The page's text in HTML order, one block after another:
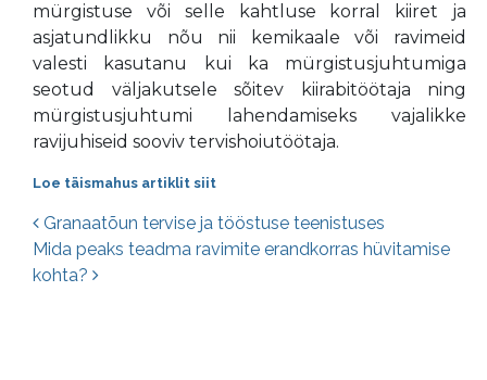
mürgistuse või selle kahtluse korral kiiret ja
asjatundlikku nõu nii kemikaale või ravimeid
valesti kasutanu kui ka mürgistusjuhtumiga
seotud väljakutsele sõitev kiirabitöötaja ning
mürgistusjuhtumi lahendamiseks vajalikke
ravijuhiseid sooviv tervishoiutöötaja.
Loe täismahus artiklit siit
Postituste navigatsioon
Granaatõun tervise ja tööstuse teenistuses
Mida peaks teadma ravimite erandkorras hüvitamise
kohta?